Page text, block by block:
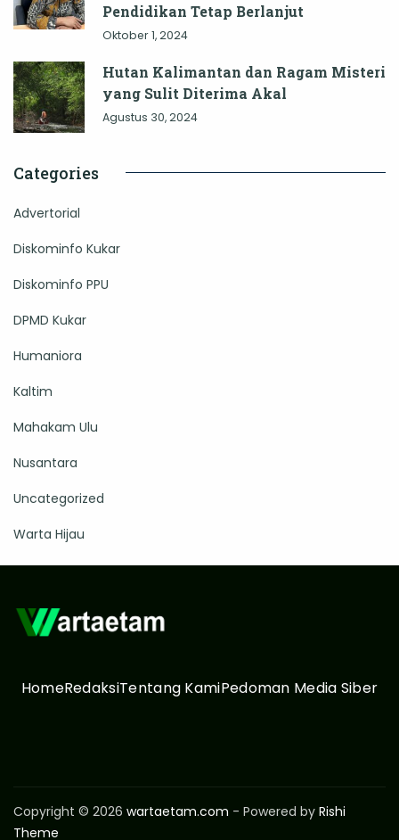
Pendidikan Tetap Berlanjut
Oktober 1, 2024
Hutan Kalimantan dan Ragam Misteri
yang Sulit Diterima Akal
Agustus 30, 2024
Categories
Advertorial
Diskominfo Kukar
Diskominfo PPU
DPMD Kukar
Humaniora
Kaltim
Mahakam Ulu
Nusantara
Uncategorized
Warta Hijau
HomeRedaksiTentang KamiPedoman Media Siber
Copyright © 2026 wartaetam.com - Powered by Rishi
Theme